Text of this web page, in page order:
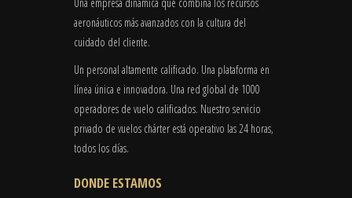
aeronáuticos más avanzados con la cultura del
cuidado del cliente.
Un personal altamente calificado. Una plataforma en
línea única e innovadora. Una red global de 1000
operadores de vuelo calificados. Nuestro servicio
privado de vuelos chárter está operativo las 24 horas,
todos los días.
DONDE ESTAMOS